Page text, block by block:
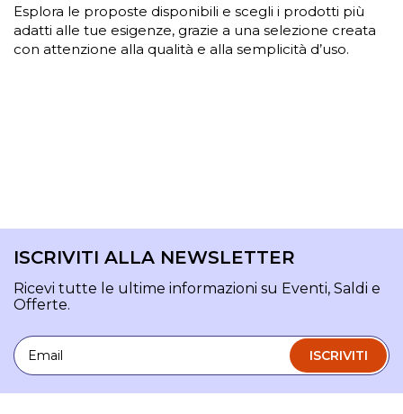
Esplora le proposte disponibili e scegli i prodotti più
adatti alle tue esigenze, grazie a una selezione creata
con attenzione alla qualità e alla semplicità d’uso.
ISCRIVITI ALLA NEWSLETTER
Ricevi tutte le ultime informazioni su Eventi, Saldi e
Offerte.
Email
ISCRIVITI